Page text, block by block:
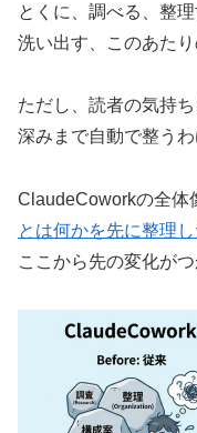
とくに、調べる、整
洗い出す、このあた
ただし、読者の気持
深みまで自動で整うわ
ClaudeCoworkの全体
とは何かを先に整理
ここから先の変化が